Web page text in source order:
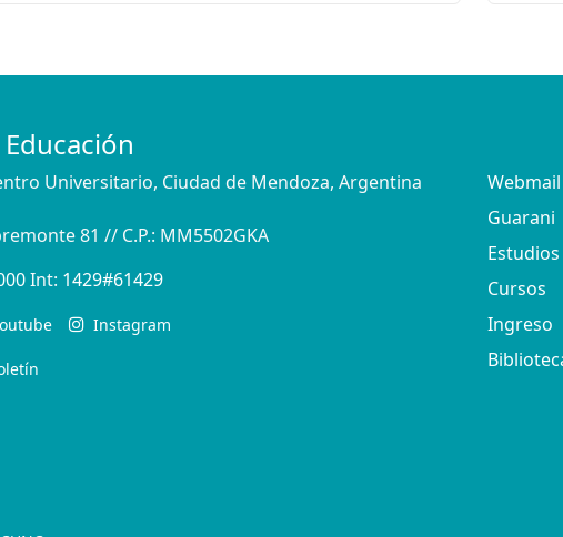
Universitario, Ciudad de Mendoza, Argentina
81 // C.P.: MM5502GKA
Int: 1429#61429
Instagram
Webmail
Guarani
Estudios
Cursos
Ingreso